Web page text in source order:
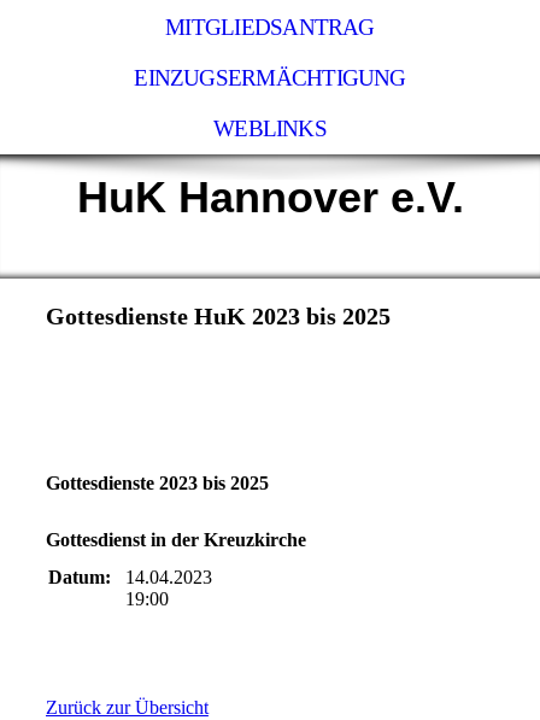
MITGLIEDSANTRAG
EINZUGSERMÄCHTIGUNG
WEBLINKS
HuK Hannover e.V.
Gottesdienste HuK 2023 bis 2025
Gottesdienste 2023 bis 2025
Gottesdienst in der Kreuzkirche
Datum:
14.04.2023
19:00
Zurück zur Übersicht